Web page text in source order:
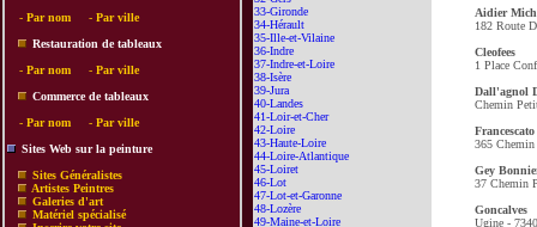
- Par nom - Par ville
Restauration de tableaux
- Par nom - Par ville
Commerce de tableaux
- Par nom - Par ville
Sites Web sur la peinture
Sites Généralistes
Artistes Peintres
Galeries d'art
Matériel spécialisé
33-Gironde
34-Hérault
35-Ille-et-Vilaine
36-Indre
37-Indre-et-Loire
38-Isère
39-Jura
40-Landes
41-Loir-et-Cher
42-Loire
43-Haute-Loire
44-Loire-Atlantique
45-Loiret
46-Lot
47-Lot-et-Garonne
48-Lozère
49-Maine-et-Loire
Aidier
182 Route
Cleofees
1 Place
Dall'agnol
Chemin
365
Gey
37 Chemin
Goncalves
Ugine -